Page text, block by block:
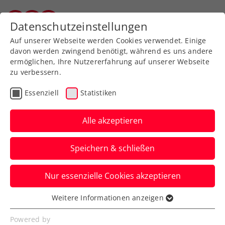
Zurück zur Newsübersicht
Davis Cup
„Das wäre unglaublich“:
Melzer träumt von Davis-
Cup-Coup gegen Finnland
Der Niederösterreicher skizziert auch eine
klare Marschroute, wie der Erfolg
gelingen soll.
Verfasst von: Manuel Wachta, 25.01.2025
Datenschutzeinstellungen
Auf unserer Webseite werden Cookies verwendet. Einige
davon werden zwingend benötigt, während es uns andere
ermöglichen, Ihre Nutzererfahrung auf unserer Webseite
zu verbessern.
Essenziell Statistiken
Alle akzeptieren
Speichern & schließen
Nur essenzielle Cookies akzeptieren
Essenziell
Essenzielle Cookies werden für grundlegende
Weitere Informationen anzeigen
Powered by